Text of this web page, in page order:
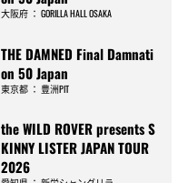
大阪府 ：GORILLA HALL OSAKA
THE DAMNED Final Damnati
on 50 Japan
東京都 ：豊洲PIT
the WILD ROVER presents S
KINNY LISTER JAPAN TOUR
2026